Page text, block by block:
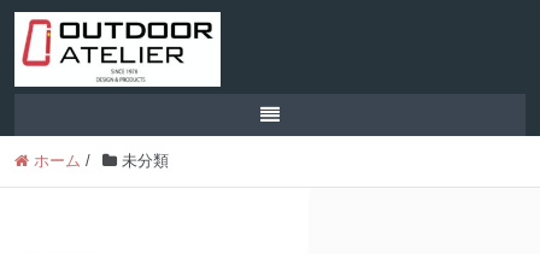
ホーム / 未分類